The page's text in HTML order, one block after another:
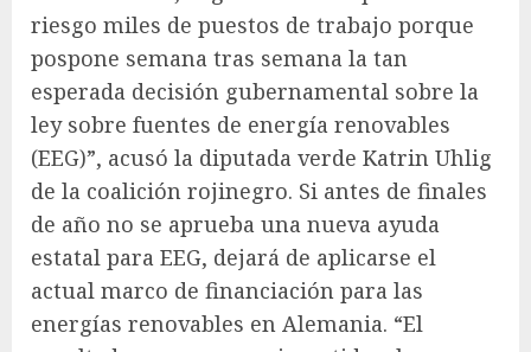
riesgo miles de puestos de trabajo porque
pospone semana tras semana la tan
esperada decisión gubernamental sobre la
ley sobre fuentes de energía renovables
(EEG)”, acusó la diputada verde Katrin Uhlig
de la coalición rojinegro. Si antes de finales
de año no se aprueba una nueva ayuda
estatal para EEG, dejará de aplicarse el
actual marco de financiación para las
energías renovables en Alemania. “El